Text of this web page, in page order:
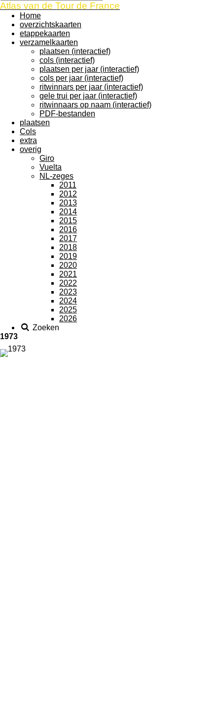
Atlas van de Tour de France
Home
overzichtskaarten
etappekaarten
verzamelkaarten
plaatsen (interactief)
cols (interactief)
plaatsen per jaar (interactief)
cols per jaar (interactief)
ritwinnars per jaar (interactief)
gele trui per jaar (interactief)
ritwinnaars op naam (interactief)
PDF-bestanden
plaatsen
Cols
extra
overig
Giro
Vuelta
NL-zeges
2011
2012
2013
2014
2015
2016
2017
2018
2019
2020
2021
2022
2023
2024
2025
2026
Zoeken
1973